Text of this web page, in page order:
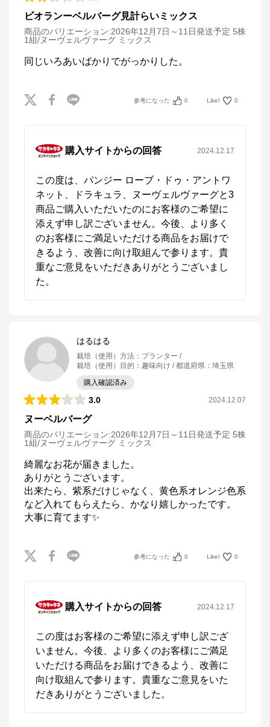
ビオランーベルバーグ見計らいミックス
商品のバリエーション:2026年12月7日～11日発送予定 5株
1組/ヌーヴェルヴァーグ ミックス
同じいろあいばかりでがっかりした。
参考になった 0 Like! 0
購入サイトからの回答 2024.12.17
この度は、パンジー ローブ・ドゥ・アントワ
ネット、ドラキュラ、ヌーヴェルヴァーグと3
商品ご購入いただいたのにお客様のご希望に
添えず申し訳ございません。今後、より多く
のお客様にご満足いただける商品をお届けで
きるよう、改善に向け取組んで参ります。貴
重なご意見をいただきありがとうございまし
た。
はるはる
栽培（使用）方法 ： プランター
栽培（使用）目的 ： 趣味向け 都道府県 ： 埼玉県
購入確認済み
3.0 2024.12.07
ヌーベルバーグ
商品のバリエーション:2026年12月7日～11日発送予定 5株
1組/ヌーヴェルヴァーグ ミックス
綺麗なお花が届きました。
ありがとうございます。
出来たら、紫系だけじゃなく、黄色系オレンジ色系
など入れてもらえたら、かなり嬉しかったです。
大事に育てます✨
参考になった 0 Like! 0
購入サイトからの回答 2024.12.17
この度はお客様のご希望に添えず申し訳ござ
いません。今後、より多くのお客様にご満足
いただける商品をお届けできるよう、改善に
向け取組んで参ります。貴重なご意見をいた
だきありがとうございました。